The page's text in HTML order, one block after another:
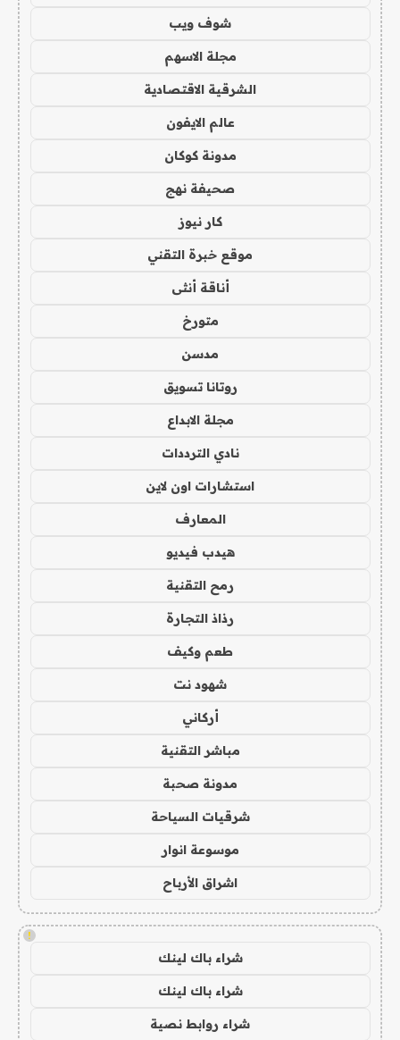
شوف ويب
مجلة الاسهم
الشرقية الاقتصادية
عالم الايفون
مدونة كوكان
صحيفة نهج
كار نيوز
موقع خبرة التقني
أناقة أنثى
متورخ
مدسن
روتانا تسويق
مجلة الابداع
نادي الترددات
استشارات اون لاين
المعارف
هيدب فيديو
رمح التقنية
رذاذ التجارة
طعم وكيف
شهود نت
أركاني
مباشر التقنية
مدونة صحبة
شرقيات السياحة
موسوعة انوار
اشراق الأرباح
!
شراء باك لينك
شراء باك لينك
شراء روابط نصية